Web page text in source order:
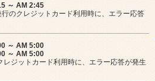
～ AM 2:45
のクレジットカード利用時に、エラー応答
～ AM 5:00
～ AM 5:00
ジットカード利用時に、エラー応答が発生